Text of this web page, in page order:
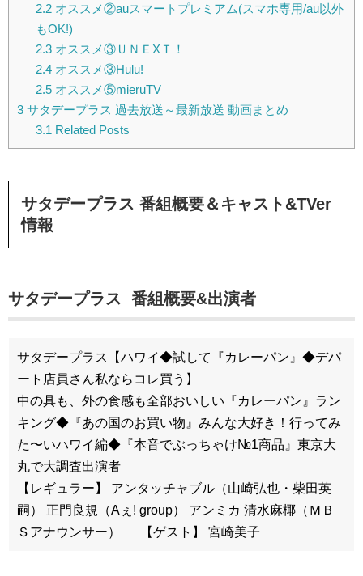
2.2オススメ②auスマートプレミアム(スマホ専用/au以外
もOK!)
2.3オススメ③ＵＮＥXＴ！
2.4オススメ③Hulu!
2.5オススメ⑤mieruTV
3 サタデープラス 過去放送～最新放送 動画まとめ
3.1 Related Posts
サタデープラス 番組概要＆キャスト&TVer
情報
サタデープラス 番組概要&出演者
サタデープラス【ハワイ◆試して『カレーパン』◆デパ
ート店員さん私ならコレ買う】
中の具も、外の食感も全部おいしい『カレーパン』ラン
キング◆『あの国のお買い物』みんな大好き！行ってみ
た〜いハワイ編◆『本音でぶっちゃけ№1商品』東京大
丸で大調査出演者
【レギュラー】 アンタッチャブル（山崎弘也・柴田英
嗣） 正門良規（Aぇ! group） アンミカ 清水麻椰（ＭＢ
Ｓアナウンサー） 【ゲスト】 宮崎美子